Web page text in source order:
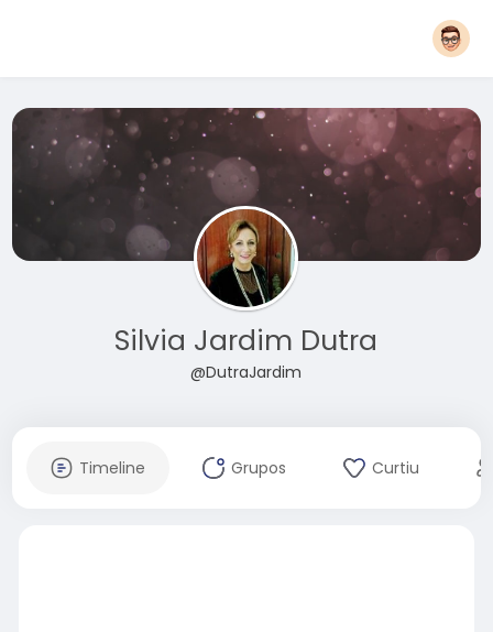
Silvia Jardim Dutra
@DutraJardim
Timeline Grupos Curtiu